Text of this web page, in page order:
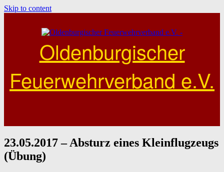
Skip to content
Oldenburgischer
Feuerwehrverband e.V.
23.05.2017 – Absturz eines Kleinflugzeugs
(Übung)